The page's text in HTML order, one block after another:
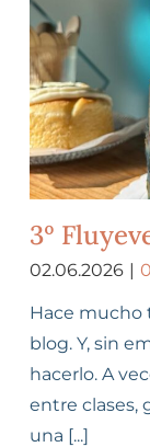
3º
02.06.2026 |
Hace mucho
blog. Y, sin
hacerlo. A
entre clases,
una [...]